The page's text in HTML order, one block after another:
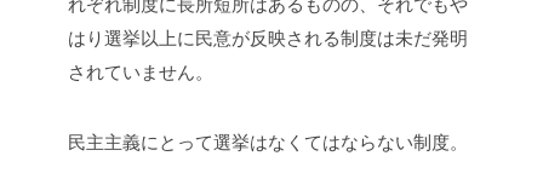
れぞれ制度に長所短所はあるものの、それでもや
はり選挙以上に民意が反映される制度は未だ発明
されていません。
民主主義にとって選挙はなくてはならない制度。